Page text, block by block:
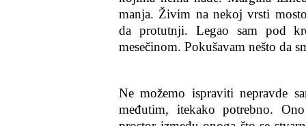
manja. Živim na nekoj vrsti
da protutnji. Legao sam pod
mesečinom. Pokušavam nešto da
Ne možemo ispraviti nepravde
međutim, itekako potrebno.